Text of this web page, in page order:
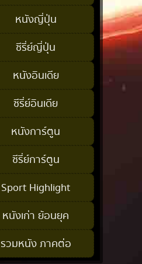
หนังญี่ปุ่น
ซีรี่ย์ญี่ปุ่น
หนังอินเดีย
ซีรี่ย์อินเดีย
หนังการ์ตูน
ซีรี่ย์การ์ตูน
Sport Highlight
หนังเก่า ย้อนยุค
รวมหนัง ภาคต่อ